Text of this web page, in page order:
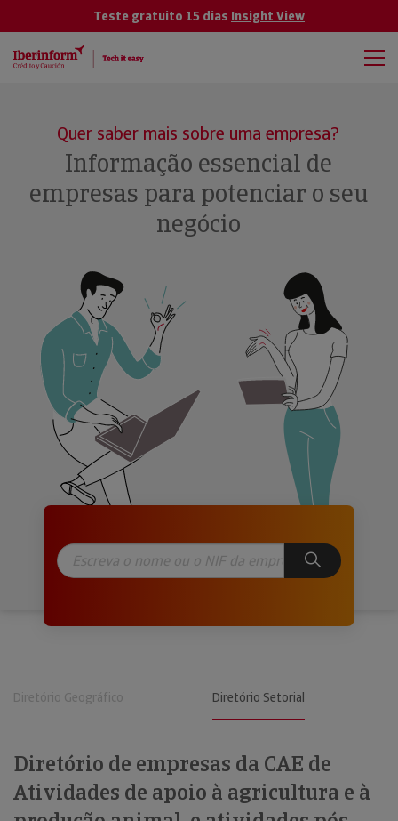
Teste gratuito 15 dias Insight View
Quer saber mais sobre uma empresa?
Informação essencial de
empresas para potenciar o seu
negócio
Diretório Geográfico Diretório Setorial
Diretório de empresas da CAE de
Atividades de apoio à agricultura e à